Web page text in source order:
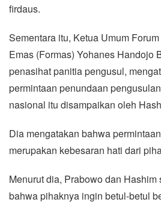
firdaus.
Sementara itu, Ketua Umum
Emas (Formas) Yohanes Handojo
penasihat panitia pengusul,
permintaan penundaan
nasional itu disampaikan oleh
Dia mengatakan bahwa
merupakan kebesaran hati dari
Menurut dia, Prabowo dan Hashim
bahwa pihaknya ingin betul-betul